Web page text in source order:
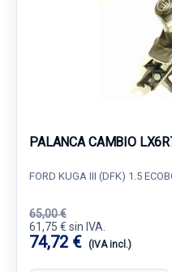
PALANCA CAMBIO
FORD KUGA III (DFK) 1.5
65,00 €
61,75 € sin IVA.
74,72 € (IVA incl.)